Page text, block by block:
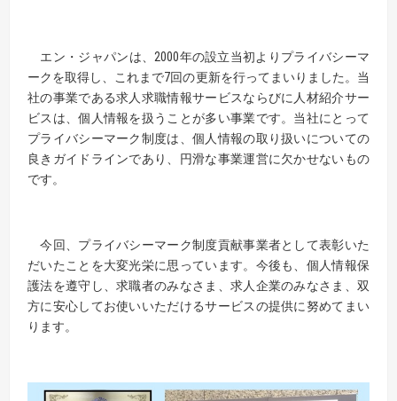
エン・ジャパンは、2000年の設立当初よりプライバシーマ
ークを取得し、これまで7回の更新を行ってまいりました。当
社の事業である求人求職情報サービスならびに人材紹介サー
ビスは、個人情報を扱うことが多い事業です。当社にとって
プライバシーマーク制度は、個人情報の取り扱いについての
良きガイドラインであり、円滑な事業運営に欠かせないもの
です。
今回、プライバシーマーク制度貢献事業者として表彰いた
だいたことを大変光栄に思っています。今後も、個人情報保
護法を遵守し、求職者のみなさま、求人企業のみなさま、双
方に安心してお使いいただけるサービスの提供に努めてまい
ります。